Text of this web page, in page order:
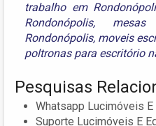
trabalho em
Rondonópolis,
Rondonópolis, moveis
poltronas para escritório
Pesquisas
Whatsapp Lucimóveis
Suporte Lucimóveis E